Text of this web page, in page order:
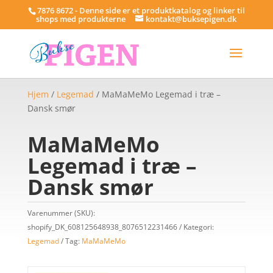
7876 8672 - Denne side er et produktkatalog og linker til
shops med produkterne kontakt@buksepigen.dk
Hjem / Legemad / MaMaMeMo Legemad i træ –
Dansk smør
MaMaMeMo
Legemad i træ –
Dansk smør
Varenummer (SKU):
shopify_DK_608125648938_8076512231466
Kategori:
Legemad
Tag: MaMaMeMo